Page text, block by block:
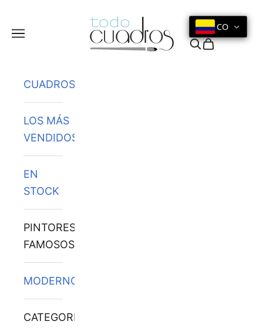
Menú
CO
Buscar
Cesta
CUADROS
LOS MÁS
VENDIDOS
EN
STOCK
PINTORES
FAMOSOS
MODERNOS
CATEGORÍAS